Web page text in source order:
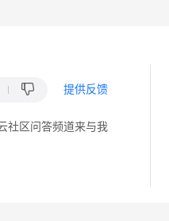
提供反馈
社区问答频道来与我